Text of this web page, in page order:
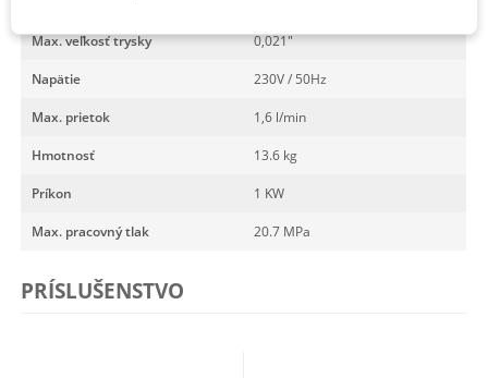
Max. veľkosť trysky 0,021"
Napätie 230V / 50Hz
Max. prietok 1,6 l/min
Hmotnosť 13.6 kg
Príkon 1 KW
Max. pracovný tlak 20.7 MPa
PRÍSLUŠENSTVO